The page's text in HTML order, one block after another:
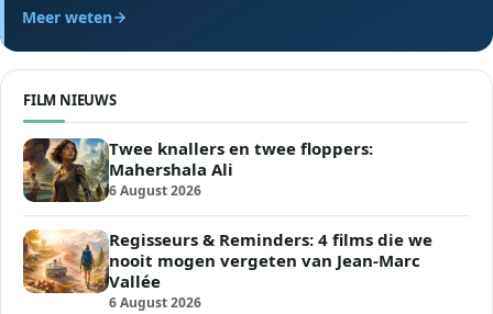
Meer weten
FILM NIEUWS
Twee knallers en twee floppers:
Mahershala Ali
6 August 2026
Regisseurs & Reminders: 4 films die we
nooit mogen vergeten van Jean-Marc
Vallée
6 August 2026